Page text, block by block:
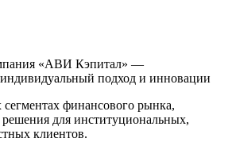
«АВИ Кэпитал» —
подход и инновации
финансового рынка,
для институциональных,
клиентов.